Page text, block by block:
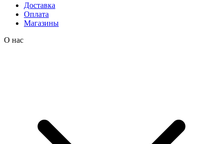
Доставка
Оплата
Магазины
О нас